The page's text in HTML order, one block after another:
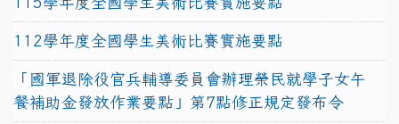
112學年度全國學生美術比賽實施要點
「國軍退除役官兵輔導委員會辦理榮民就學子女午
餐補助金發放作業要點」第7點修正規定發布令